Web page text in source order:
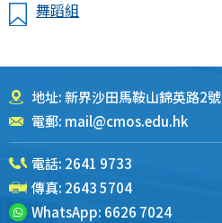
舞蹈組
地址: 新界沙田馬鞍山錦英路2號
電郵: mail@cmos.edu.hk
電話: 2641 9733
傳真: 2643 5704
WhatsApp: 6626 7024